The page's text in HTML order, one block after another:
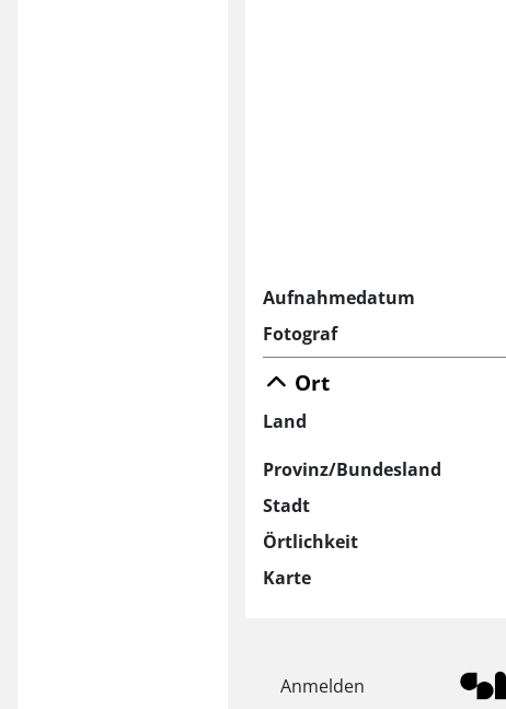
Aufnahmedatum
Fotograf
Ort
Land
Provinz/Bundesland
Stadt
Örtlichkeit
Karte
Anmelden